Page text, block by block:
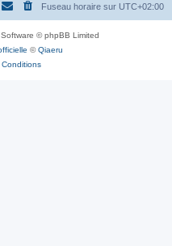
Fuseau horaire sur UTC+02:00
© phpBB Limited
©Qiaeru
Conditions